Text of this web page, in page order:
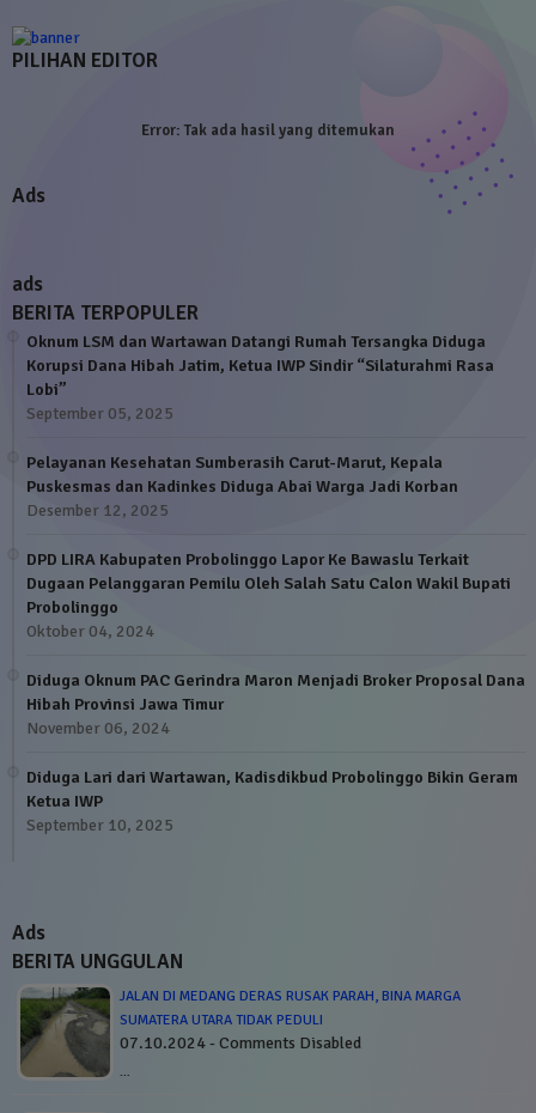
PILIHAN EDITOR
Error:Tak ada hasil yang ditemukan
Ads
ads
BERITA TERPOPULER
Oknum LSM dan Wartawan Datangi Rumah Tersangka Diduga
Korupsi Dana Hibah Jatim, Ketua IWP Sindir “Silaturahmi Rasa
Lobi”
September 05, 2025
Pelayanan Kesehatan Sumberasih Carut-Marut, Kepala
Puskesmas dan Kadinkes Diduga Abai Warga Jadi Korban
Desember 12, 2025
DPD LIRA Kabupaten Probolinggo Lapor Ke Bawaslu Terkait
Dugaan Pelanggaran Pemilu Oleh Salah Satu Calon Wakil Bupati
Probolinggo
Oktober 04, 2024
Diduga Oknum PAC Gerindra Maron Menjadi Broker Proposal Dana
Hibah Provinsi Jawa Timur
November 06, 2024
Diduga Lari dari Wartawan, Kadisdikbud Probolinggo Bikin Geram
Ketua IWP
September 10, 2025
Ads
BERITA UNGGULAN
JALAN DI MEDANG DERAS RUSAK PARAH, BINA MARGA
SUMATERA UTARA TIDAK PEDULI
07.10.2024 - Comments Disabled
…